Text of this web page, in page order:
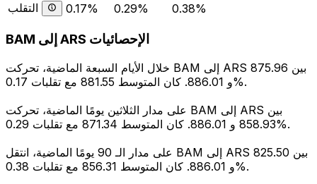
التقلب
0.17% 0.29% 0.38%
BAM إلى ARS الإحصائيات
خلال الأيام السبعة الماضية، تحركت BAM إلى ARS بين 875.96
و 886.01. كان المتوسط 881.55 مع تقلبات 0.17%.
على مدار الثلاثين يومًا الماضية، تحركت BAM إلى ARS بين
858.93 و 886.01. كان المتوسط 871.34 مع تقلبات 0.29%.
على مدار الـ 90 يومًا الماضية، انتقل BAM إلى ARS بين 825.50
و 886.01. كان المتوسط 856.31 مع تقلبات 0.38%.